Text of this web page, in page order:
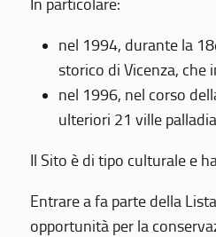
In particolare:
nel 1994, durante la
storico di Vicenza, che
nel 1996, nel corso
ulteriori 21 ville
Il Sito è di tipo culturale e
Entrare a fa parte della
opportunità per la